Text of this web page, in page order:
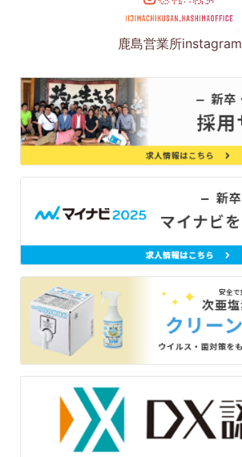
鹿島営業所instagram